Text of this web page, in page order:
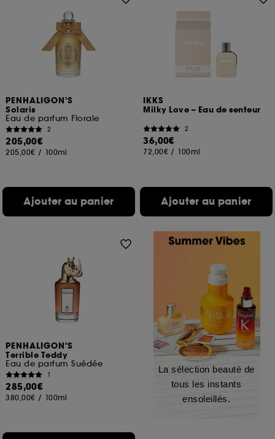
PENHALIGON'S
Solaris
Eau de parfum Florale
2
205,00€
205,00€ / 100ml
Ajouter au panier
IKKS
Milky Love – Eau de senteur
2
36,00€
72,00€ / 100ml
Ajouter au panier
PENHALIGON'S
Terrible Teddy
Eau de parfum Suédée
1
285,00€
380,00€ / 100ml
La sélection beauté de
tous les instants
ensoleillés.